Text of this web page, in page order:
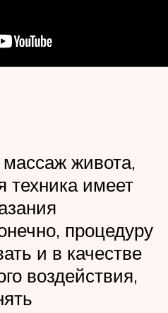
живота,
имеет
процедуру
и в качестве
воздействия,